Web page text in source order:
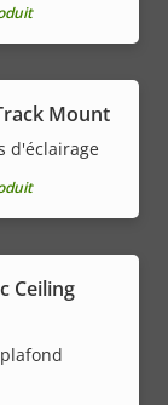
Mount
d'éclairage
Ceiling